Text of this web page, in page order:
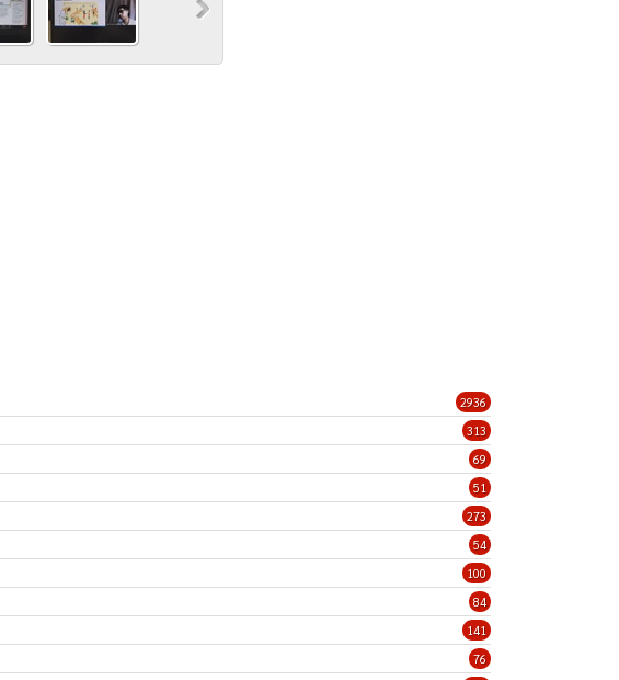
2936
313
69
51
273
54
100
84
141
76